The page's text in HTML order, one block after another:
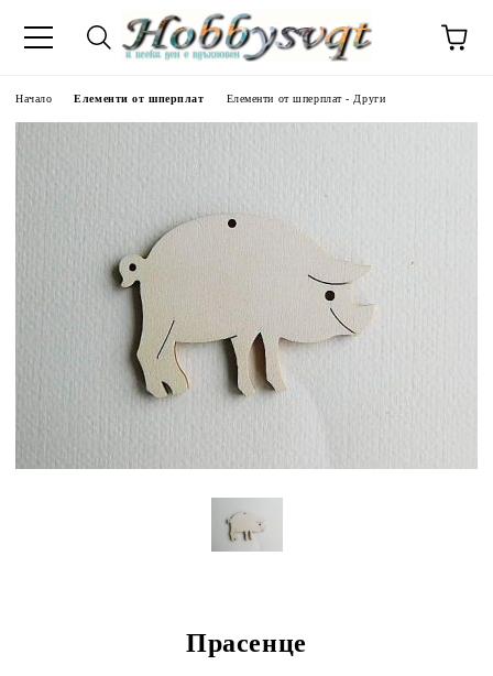
Начало Елементи от шперплат Елементи от шперплат - Други
Прасенце